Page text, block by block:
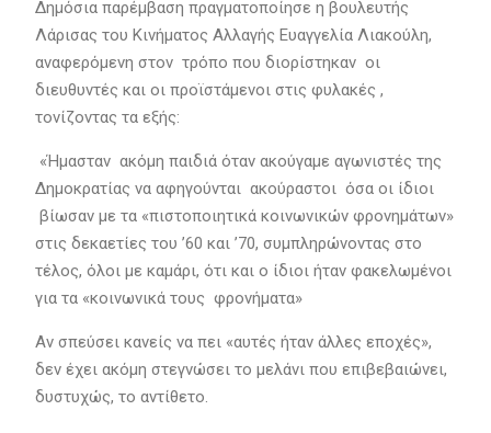
Δημόσια παρέμβαση πραγματοποίησε η βουλευτής
Λάρισας του Κινήματος Αλλαγής Ευαγγελία Λιακούλη,
αναφερόμενη στον τρόπο που διορίστηκαν οι
διευθυντές και οι προϊστάμενοι στις φυλακές ,
τονίζοντας τα εξής:
«Ήμασταν ακόμη παιδιά όταν ακούγαμε αγωνιστές της
Δημοκρατίας να αφηγούνται ακούραστοι όσα οι ίδιοι
βίωσαν με τα «πιστοποιητικά κοινωνικών φρονημάτων»
στις δεκαετίες του ’60 και ’70, συμπληρώνοντας στο
τέλος, όλοι με καμάρι, ότι και ο ίδιοι ήταν φακελωμένοι
για τα «κοινωνικά τους φρονήματα»
Αν σπεύσει κανείς να πει «αυτές ήταν άλλες εποχές»,
δεν έχει ακόμη στεγνώσει το μελάνι που επιβεβαιώνει,
δυστυχώς, το αντίθετο.